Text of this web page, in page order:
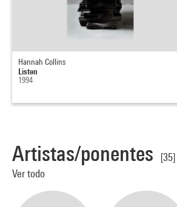
Hannah Collins
Listen
1994
Artistas/ponentes
[35]
Ver todo